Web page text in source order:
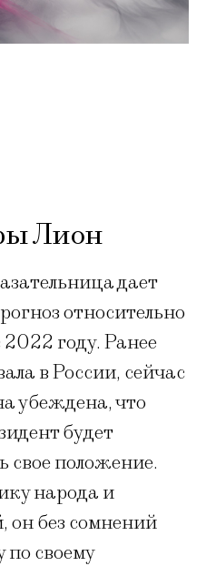
Лион
дает
относительно
году. Ранее
в России, сейчас
убеждена, что
будет
свое положение.
народа и
он без сомнений
по своему